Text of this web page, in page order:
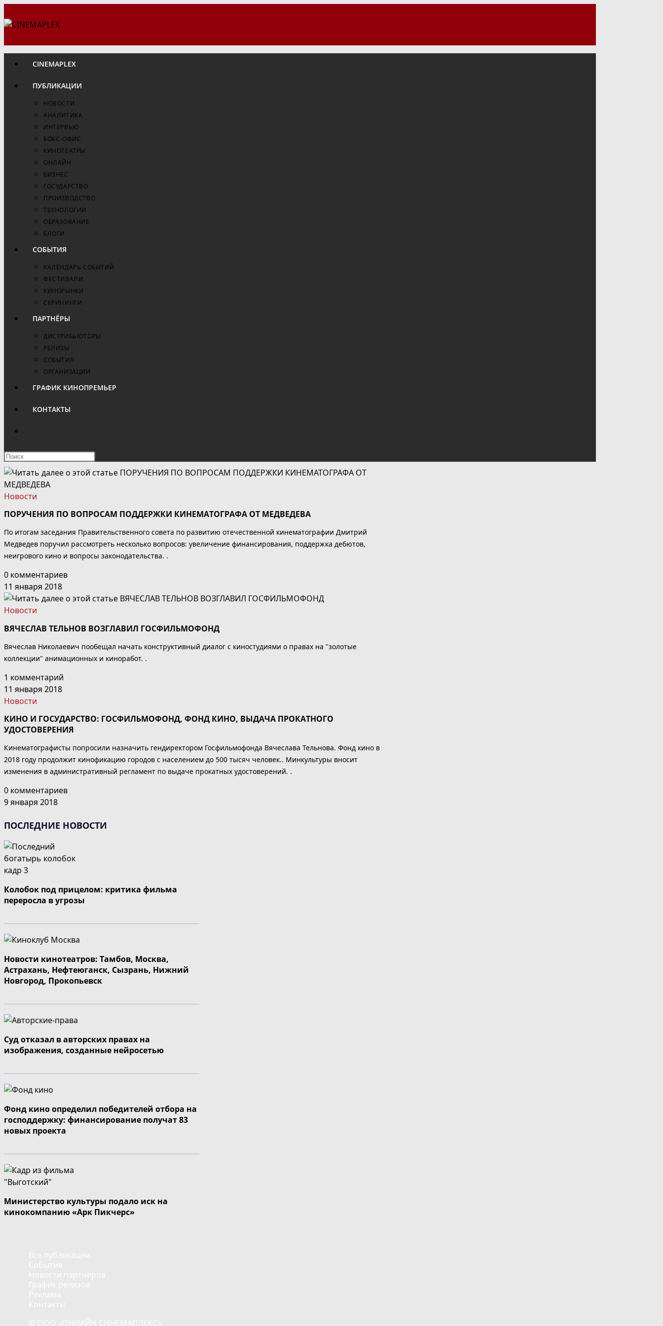
к
CINEMAPLEX
ПУБЛИКАЦИИ
НОВОСТИ
АНАЛИТИКА
ИНТЕРВЬЮ
БОКС-ОФИС
КИНОТЕАТРЫ
ОНЛАЙН
БИЗНЕС
ГОСУДАРСТВО
ПРОИЗВОДСТВО
ТЕХНОЛОГИИ
ОБРАЗОВАНИЕ
БЛОГИ
СОБЫТИЯ
КАЛЕНДАРЬ СОБЫТИЙ
ФЕСТИВАЛИ
КИНОРЫНКИ
СКРИНИНГИ
ПАРТНЁРЫ
ДИСТРИБЬЮТОРЫ
РЕЛИЗЫ
СОБЫТИЯ
ОРГАНИЗАЦИИ
ГРАФИК КИНОПРЕМЬЕР
КОНТАКТЫ
ПОИСК
ПО
ВЕБ-
САЙТУ
Нажмите
клавишу
Escape,
панель
Новости
ПОРУЧЕНИЯ ПО ВОПРОСАМ ПОДДЕРЖКИ КИНЕМАТОГРАФА ОТ МЕДВЕДЕВА
По итогам заседания Правительственного совета по развитию отечественной кинематографии Дмитрий
Медведев поручил рассмотреть несколько вопросов: увеличение финансирования, поддержка дебютов,
неигрового кино и вопросы законодательства. .
0 комментариев
11 января 2018
Новости
ВЯЧЕСЛАВ ТЕЛЬНОВ ВОЗГЛАВИЛ ГОСФИЛЬМОФОНД
Вячеслав Николаевич пообещал начать конструктивный диалог с киностудиями о правах на "золотые
коллекции" анимационных и киноработ. .
1 комментарий
11 января 2018
Новости
КИНО И ГОСУДАРСТВО: ГОСФИЛЬМОФОНД, ФОНД КИНО, ВЫДАЧА ПРОКАТНОГО
УДОСТОВЕРЕНИЯ
Кинематографисты попросили назначить гендиректором Госфильмофонда Вячеслава Тельнова. Фонд кино в
2018 году продолжит кинофикацию городов с населением до 500 тысяч человек.. Минкультуры вносит
изменения в административный регламент по выдаче прокатных удостоверений. .
0 комментариев
9 января 2018
ПОСЛЕДНИЕ НОВОСТИ
Колобок под прицелом: критика фильма
переросла в угрозы
Новости кинотеатров: Тамбов, Москва,
Астрахань, Нефтеюганск, Сызрань, Нижний
Новгород, Прокопьевск
Суд отказал в авторских правах на
изображения, созданные нейросетью
Фонд кино определил победителей отбора на
господдержку: финансирование получат 83
новых проекта
Министерство культуры подало иск на
кинокомпанию «Арк Пикчерс»